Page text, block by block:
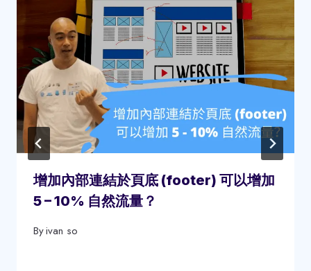
增加內部連結於頁底 (footer) 可以增加
5 – 10% 自然流量？
Byivan so